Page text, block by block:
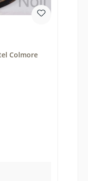
Colmore